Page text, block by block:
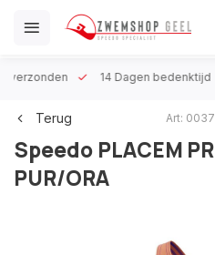
verzonden 14 Dagen bedenktijd
Terug Art:
Speedo PLACEM
PUR/ORA